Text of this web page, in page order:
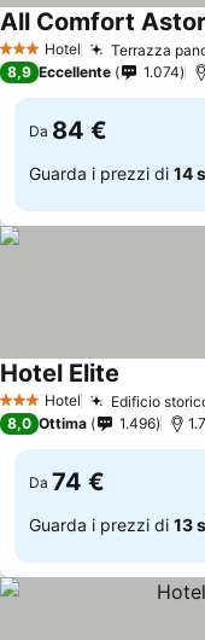
3 StelleHotel Terrazza
All Comfort
8,9 Eccellente 1.074
Da 84 €
Guarda i prezzi di 14
3 StelleHotel Edificio
Hotel Elite
8,0 Ottima 1.496
Da 74 €
Guarda i prezzi di 13